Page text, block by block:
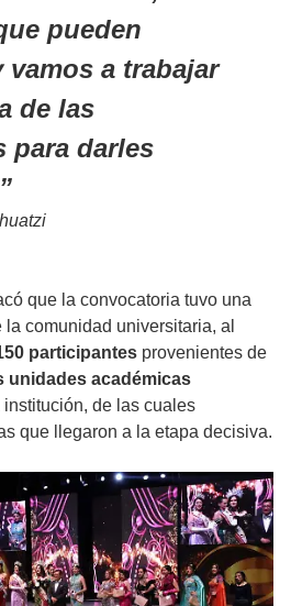
pueden
a trabajar
de las
para darles
que la convocatoria tuvo una
comunidad universitaria, al
participantes provenientes de
unidades académicas
de las cuales
que llegaron a la etapa decisiva.